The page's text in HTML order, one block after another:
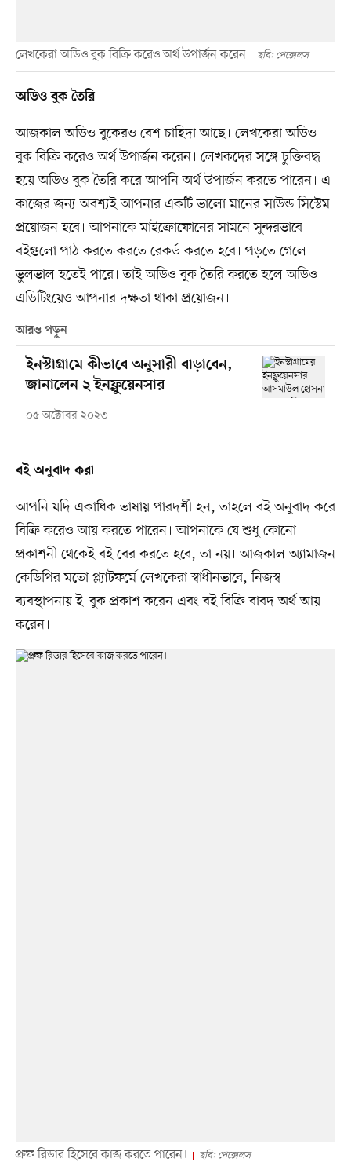
লেখকেরা অডিও বুক বিক্রি করেও অর্থ উপার্জন করেন ছবি: পেক্সেলস
অডিও বুক তৈরি
আজকাল অডিও বুকেরও বেশ চাহিদা আছে। লেখকেরা অডিও
বুক বিক্রি করেও অর্থ উপার্জন করেন। লেখকদের সঙ্গে চুক্তিবদ্ধ
হয়ে অডিও বুক তৈরি করে আপনি অর্থ উপার্জন করতে পারেন। এ
কাজের জন্য অবশ্যই আপনার একটি ভালো মানের সাউন্ড সিস্টেম
প্রয়োজন হবে। আপনাকে মাইক্রোফোনের সামনে সুন্দরভাবে
বইগুলো পাঠ করতে করতে রেকর্ড করতে হবে। পড়তে গেলে
ভুলভাল হতেই পারে। তাই অডিও বুক তৈরি করতে হলে অডিও
এডিটিংয়েও আপনার দক্ষতা থাকা প্রয়োজন।
আরও পড়ুন
ইনস্টাগ্রামে কীভাবে অনুসারী বাড়াবেন,
জানালেন ২ ইনফ্লুয়েনসার
০৫ অক্টোবর ২০২৩
বই অনুবাদ করা
আপনি যদি একাধিক ভাষায় পারদর্শী হন, তাহলে বই অনুবাদ করে
বিক্রি করেও আয় করতে পারেন। আপনাকে যে শুধু কোনো
প্রকাশনী থেকেই বই বের করতে হবে, তা নয়। আজকাল অ্যামাজন
কেডিপির মতো প্ল্যাটফর্মে লেখকেরা স্বাধীনভাবে, নিজস্ব
ব্যবস্থাপনায় ই–বুক প্রকাশ করেন এবং বই বিক্রি বাবদ অর্থ আয়
করেন।
প্রুফ রিডার হিসেবে কাজ করতে পারেন। ছবি: পেক্সেলস